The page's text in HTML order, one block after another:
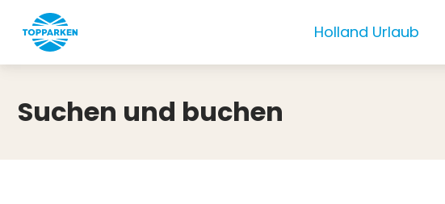
Holland Urlaub
Suchen und buchen